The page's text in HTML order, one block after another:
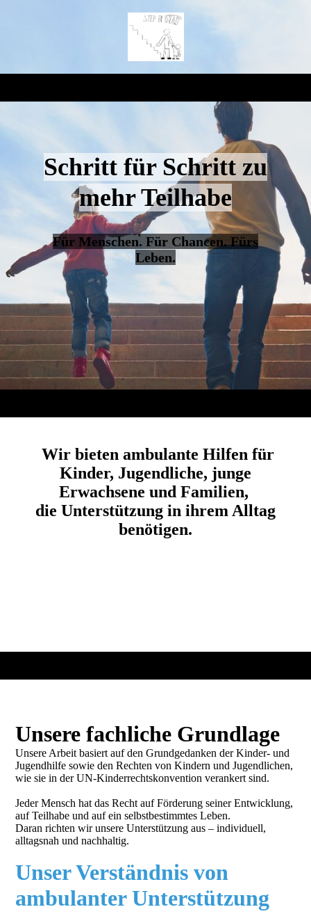
Schritt für Schritt zu
mehr Teilhabe
Für Menschen. Für Chancen. Fürs
Leben.
Wir bieten ambulante Hilfen für
Kinder, Jugendliche, junge
Erwachsene und Familien,
die Unterstützung in ihrem Alltag
benötigen.
Unsere fachliche Grundlage
Unsere Arbeit basiert auf den Grundgedanken der Kinder- und
Jugendhilfe sowie den Rechten von Kindern und Jugendlichen,
wie sie in der UN-Kinderrechtskonvention verankert sind.
Jeder Mensch hat das Recht auf Förderung seiner Entwicklung,
auf Teilhabe und auf ein selbstbestimmtes Leben.
Daran richten wir unsere Unterstützung aus – individuell,
alltagsnah und nachhaltig.
Unser Verständnis von
ambulanter Unterstützung